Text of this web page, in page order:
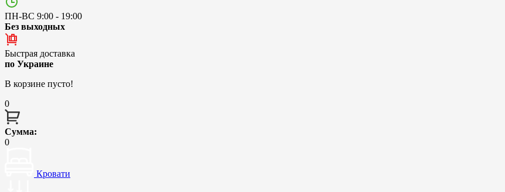
ПН-ВС 9:00 - 19:00
Без выходных
Быстрая доставка
по Украине
В корзине пусто!
0
Сумма:
0
Кровати